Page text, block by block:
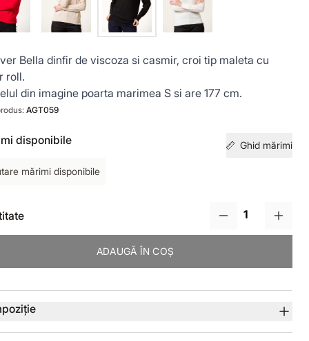
Bella dinfir de viscoza si casmir, croi tip maleta cu
roll.
din imagine poarta marimea S si are 177 cm.
AGT059
disponibile Ghid mărimi
mărimi disponibile
ADAUGĂ ÎN COȘ